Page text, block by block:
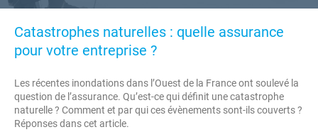
Catastrophes naturelles : quelle assurance
pour votre entreprise ?
Les récentes inondations dans l’Ouest de la France ont soulevé la
question de l’assurance. Qu’est-ce qui définit une catastrophe
naturelle ? Comment et par qui ces évènements sont-ils couverts ?
Réponses dans cet article.